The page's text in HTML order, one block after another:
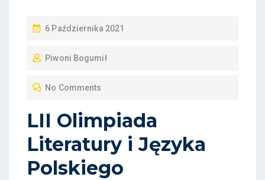
P
S
O
N
6 Października 2021
Piwoni Bogumił
No Comments
LII Olimpiada
Literatury i Języka
Polskiego